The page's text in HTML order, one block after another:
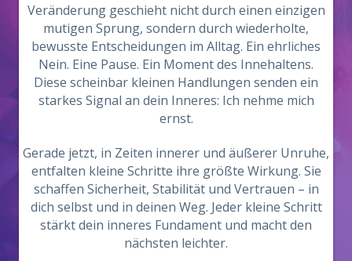
Veränderung geschieht nicht durch einen einzigen
mutigen Sprung, sondern durch wiederholte,
bewusste Entscheidungen im Alltag. Ein ehrliches
Nein. Eine Pause. Ein Moment des Innehaltens.
Diese scheinbar kleinen Handlungen senden ein
starkes Signal an dein Inneres: Ich nehme mich
ernst.
Gerade jetzt, in Zeiten innerer und äußerer Unruhe,
entfalten kleine Schritte ihre größte Wirkung. Sie
schaffen Sicherheit, Stabilität und Vertrauen – in
dich selbst und in deinen Weg. Jeder kleine Schritt
stärkt dein inneres Fundament und macht den
nächsten leichter.